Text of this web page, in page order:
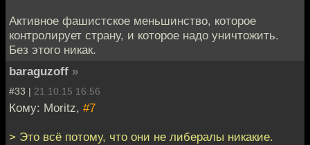
Активное фашистское меньшинство, которое
контролирует страну, и которое надо уничтожить.
Без этого никак.
baraguzoff »
#33 | 21.10.15 16:56
Кому: Moritz, #7
> Это всё потому, что они не либералы никакие.